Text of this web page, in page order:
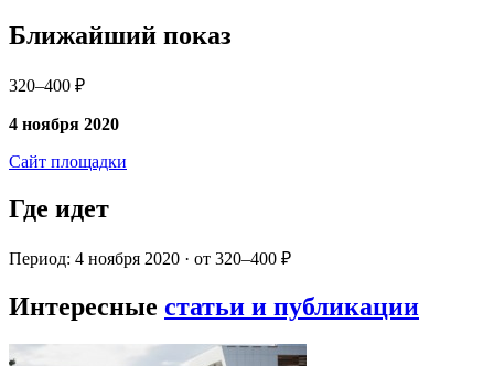
Ближайший показ
320–400 ₽
4 ноября 2020
Сайт площадки
Где идет
Период: 4 ноября 2020 · от 320–400 ₽
Интересные статьи и публикации